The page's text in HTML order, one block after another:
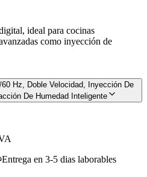
ideal para cocinas
como inyección de
Hz, Doble Velocidad, Inyección De
De Humedad Inteligente
Entrega en 3-5 dias laborables